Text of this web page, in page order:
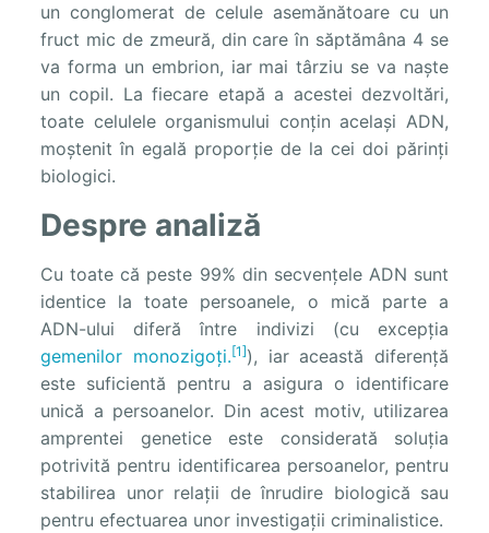
un conglomerat de celule asemănătoare cu un
fruct mic de zmeură, din care în săptămâna 4 se
va forma un embrion, iar mai târziu se va naște
un copil. La fiecare etapă a acestei dezvoltări,
toate celulele organismului conțin același ADN,
moștenit în egală proporție de la cei doi părinți
biologici.
Despre analiză
Cu toate că peste 99% din secvențele ADN sunt
identice la toate persoanele, o mică parte a
ADN-ului diferă între indivizi (cu excepția
gemenilor monozigoți.[1]), iar această diferență
este suficientă pentru a asigura o identificare
unică a persoanelor. Din acest motiv, utilizarea
amprentei genetice este considerată soluția
potrivită pentru identificarea persoanelor, pentru
stabilirea unor relații de înrudire biologică sau
pentru efectuarea unor investigații criminalistice.